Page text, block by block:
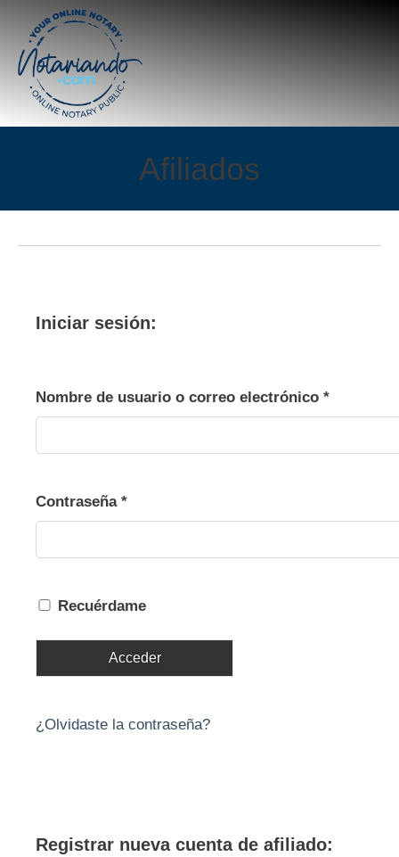
Afiliados
Iniciar sesión:
Nombre de usuario o correo electrónico *
Contraseña *Obligatorio
Recuérdame
Acceder
¿Olvidaste la contraseña?
Registrar nueva cuenta de afiliado: